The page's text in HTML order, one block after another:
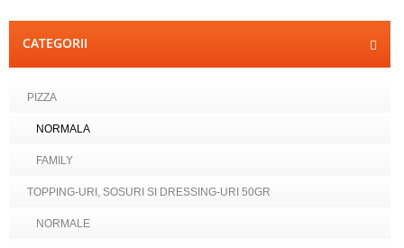
CATEGORII
PIZZA
NORMALA
FAMILY
TOPPING-URI, SOSURI SI DRESSING-URI 50GR
NORMALE